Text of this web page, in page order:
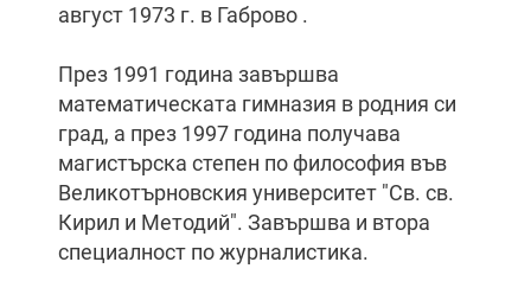
август 1973 г. в Габрово .
През 1991 година завършва
математическата гимназия в родния си
град, а през 1997 година получава
магистърска степен по философия във
Великотърновския университет "Св. св.
Кирил и Методий". Завършва и втора
специалност по журналистика.